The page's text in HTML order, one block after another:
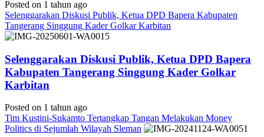
Posted on 1 tahun ago
Selenggarakan Diskusi Publik, Ketua DPD Bapera Kabupaten
Tangerang Singgung Kader Golkar Karbitan
Selenggarakan Diskusi Publik, Ketua DPD Bapera
Kabupaten Tangerang Singgung Kader Golkar
Karbitan
Posted on 1 tahun ago
Tim Kustini-Sukamto Tertangkap Tangan Melakukan Money
Politics di Sejumlah Wilayah Sleman